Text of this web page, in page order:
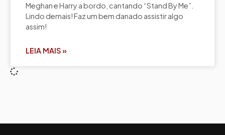
Meghan e Harry a bordo, cantando “Stand By Me”.
Lindo demais! Faz um bem danado assistir algo
assim!
LEIA MAIS »